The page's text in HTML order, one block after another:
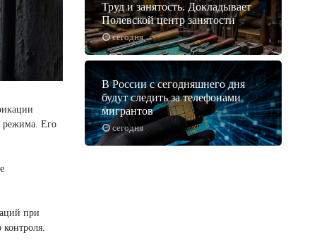
режима. Его
при
контроля.
сегодня
Труд и занятость. Докладывает
Полевской центр занятости
сегодня
В России с сегодняшнего дня
будут следить за телефонами
мигрантов